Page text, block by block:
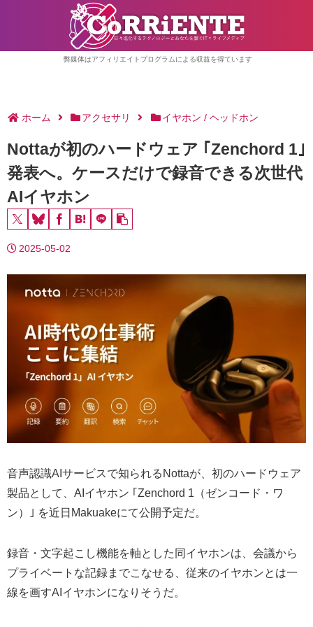
弊媒体はアフィリエイトプログラムによる収益を得ています
ホーム アクセサリ イヤホン / ヘッドホン
Nottaが初のハードウェア ｢Zenchord 1｣
発表へ。ケースだけで録音できる次世代
AIイヤホン
2025-05-02
音声認識AIサービスで知られるNottaが、初のハードウェア
製品として、AIイヤホン ｢Zenchord 1（ゼンコード・ワ
ン）｣ を近日Makuakeにて公開予定だ。
録音・文字起こし機能を軸とした同イヤホンは、会議から
プライベートな記録までこなせる、従来のイヤホンとは一
線を画すAIイヤホンになりそうだ。